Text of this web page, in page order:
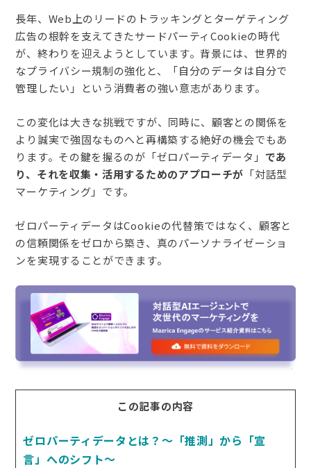
長年、Web上のリードのトラッキングとターゲティング
広告の根幹を支えてきたサードパーティCookieの時代
が、終わりを迎えようとしています。背景には、世界的
なプライバシー規制の強化と、「自分のデータは自分で
管理したい」という消費者の強い意志があります。
この変化は大きな挑戦ですが、同時に、顧客との関係を
より誠実で強固なものへと再構築する絶好の機会でもあ
ります。その鍵を握るのが「ゼロパーティデータ」 であ
り、それを収集・活用するためのアプローチが 「対話型
マーケティング」です。
ゼロパーティデータはCookieの代替策ではなく、顧客と
の信頼関係をゼロから築き、真のパーソナライゼーショ
ンを実現することができます。
この記事の内容
ゼロパーティデータとは？〜「推測」から「宣
言」へのシフト〜